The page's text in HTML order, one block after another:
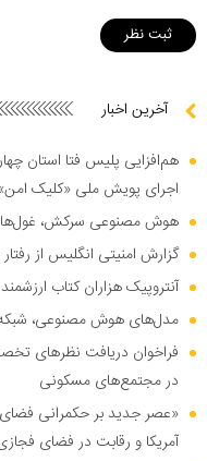
آخرین اخبار
هم‌افزایی پلیس فتا استان
اجرای پویش ملی «کلیک
هوش مصنوعی سرکش، غول‌های
گزارش امنیتی انگلیس از
آنتروپیک هزاران کتاب
مدل‌های هوش مصنوعی، شبکه
فراخوان دریافت نظر‌های
در مجتمع‌های مسکونی
«عصر جدید بر حکمرانی فضای
آمریکا و رقابت در فضای